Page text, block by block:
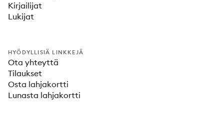
Kirjailijat
Lukijat
HYÖDYLLISIÄ LINKKEJÄ
Ota yhteyttä
Tilaukset
Osta lahjakortti
Lunasta lahjakortti